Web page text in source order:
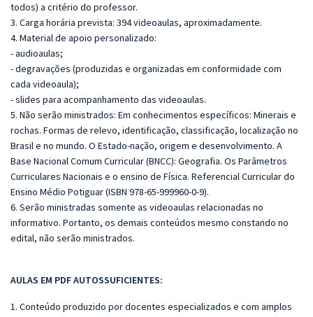
todos) a critério do professor.
3. Carga horária prevista: 394 videoaulas, aproximadamente.
4. Material de apoio personalizado:
- audioaulas;
- degravações (produzidas e organizadas em conformidade com
cada videoaula);
- slides para acompanhamento das videoaulas.
5. Não serão ministrados: Em conhecimentos específicos: Minerais e
rochas. Formas de relevo, identificação, classificação, localização no
Brasil e no mundo. O Estado-nação, origem e desenvolvimento. A
Base Nacional Comum Curricular (BNCC): Geografia. Os Parâmetros
Curriculares Nacionais e o ensino de Física. Referencial Curricular do
Ensino Médio Potiguar (ISBN 978-65-999960-0-9).
6. Serão ministradas somente as videoaulas relacionadas no
informativo. Portanto, os demais conteúdos mesmo constando no
edital, não serão ministrados.
AULAS EM PDF AUTOSSUFICIENTES:
1. Conteúdo produzido por docentes especializados e com amplos